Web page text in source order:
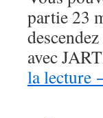
partie 23
avec
la lecture